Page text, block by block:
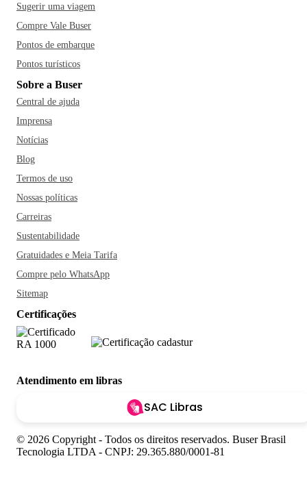
Sugerir uma viagem
Compre Vale Buser
Pontos de embarque
Pontos turísticos
Sobre a Buser
Central de ajuda
Imprensa
Notícias
Blog
Termos de uso
Nossas políticas
Carreiras
Sustentabilidade
Gratuidades e Meia Tarifa
Compre pelo WhatsApp
Sitemap
Certificações
Atendimento em libras
SAC Libras
© 2026 Copyright - Todos os direitos reservados. Buser Brasil
Tecnologia LTDA - CNPJ: 29.365.880/0001-81